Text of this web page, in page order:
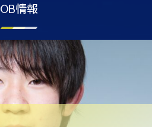
OB情報